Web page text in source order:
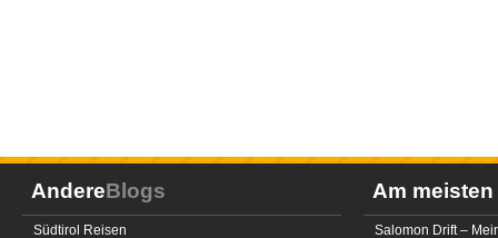
AndereBlogs
Südtirol Reisen
Am meisten
Salomon Drift –